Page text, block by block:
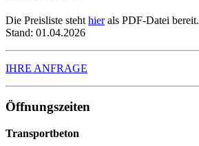
Die Preisliste steht hierals PDF-Datei bereit.
Stand: 01.04.2026
IHRE ANFRAGE
Öffnungszeiten
Transportbeton